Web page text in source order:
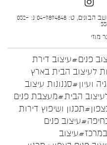
הילית קרש עיצוב ואדריכלות פנים, מושב הבונים, ט: 04-9894848 נ: 052-
מוזי
פנים#עיצוב דירת
לעיצוב הבית בארץ
ועיון #סגנונות עיצוב
הבית#מעצבת פנים
#תכנון ושיפוץ דירות
#עיצוב פנים
#עיצוב